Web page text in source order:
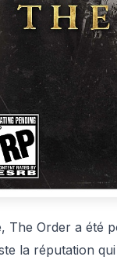
The Order a
la réputation